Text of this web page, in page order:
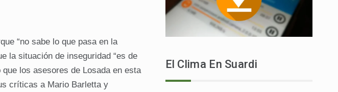
“no sabe lo que pasa en la
la situación de inseguridad “es de
los asesores de Losada en esta
críticas a Mario Barletta y
El Clima En Suardi